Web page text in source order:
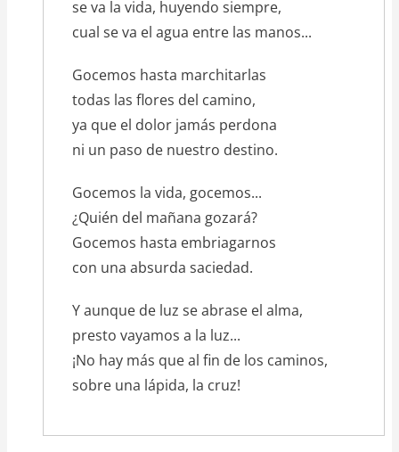
se va la vida, huyendo siempre,
cual se va el agua entre las manos...
Gocemos hasta marchitarlas
todas las flores del camino,
ya que el dolor jamás perdona
ni un paso de nuestro destino.
Gocemos la vida, gocemos...
¿Quién del mañana gozará?
Gocemos hasta embriagarnos
con una absurda saciedad.
Y aunque de luz se abrase el alma,
presto vayamos a la luz...
¡No hay más que al fin de los caminos,
sobre una lápida, la cruz!